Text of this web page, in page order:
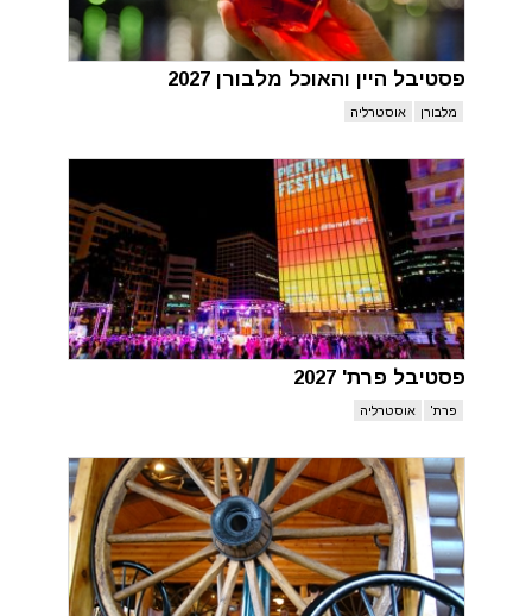
פסטיבל היין והאוכל מלבורן 2027
מלבורן אוסטרליה
פסטיבל פרת' 2027
פרת' אוסטרליה